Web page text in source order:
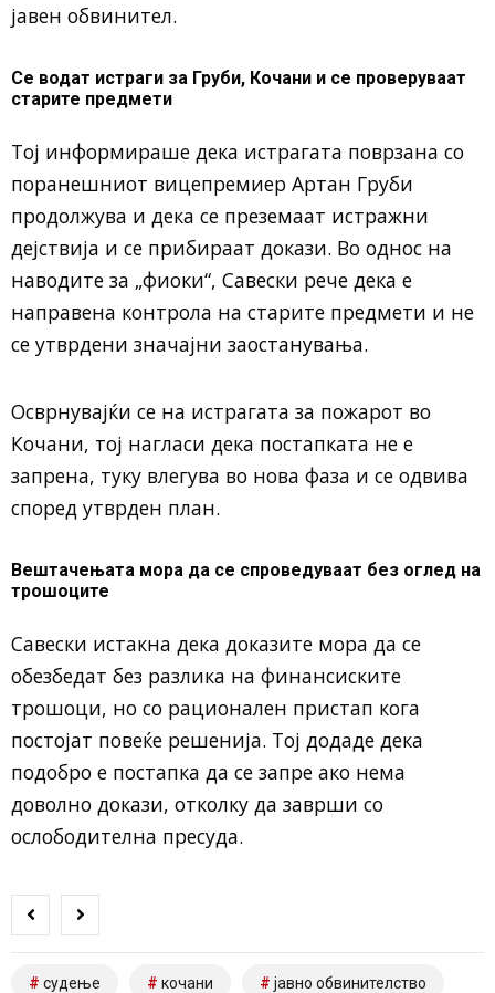
јавен обвинител.
Се водат истраги за Груби, Кочани и се проверуваат
старите предмети
Тој информираше дека истрагата поврзана со
поранешниот вицепремиер Артан Груби
продолжува и дека се преземаат истражни
дејствија и се прибираат докази. Во однос на
наводите за „фиоки“, Савески рече дека е
направена контрола на старите предмети и не
се утврдени значајни заостанувања.
Осврнувајќи се на истрагата за пожарот во
Кочани, тој нагласи дека постапката не е
запрена, туку влегува во нова фаза и се одвива
според утврден план.
Вештачењата мора да се спроведуваат без оглед на
трошоците
Савески истакна дека доказите мора да се
обезбедат без разлика на финансиските
трошоци, но со рационален пристап кога
постојат повеќе решенија. Тој додаде дека
подобро е постапка да се запре ако нема
доволно докази, отколку да заврши со
ослободителна пресуда.
судење кочани јавно обвинителство